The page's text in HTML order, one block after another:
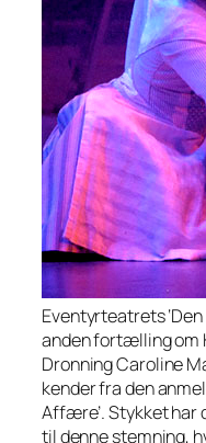
Eventyrteatrets
anden fortælling om
Dronning Caroline
kender fra den
Affære’. Stykket har
til denne stemning,